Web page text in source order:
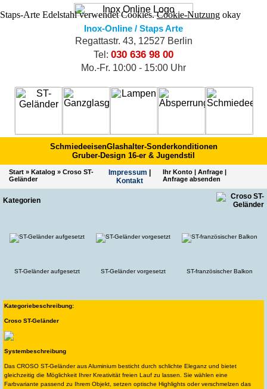
Staps-Arte Edelstahl verwendet Cookies.Cookie-Nutzung okay
Inox-Online / Staps Arte
Regattastr. 43, 12527 Berlin
Tel: 030 636 98 00
Mo.-Fr. 10:00 - 15:00 Uhr
SchmiedeeisenGlashalter-Sonderkonditionen
Gruber-Design 16-er & Jugendstil
Start » Katalog » Croso ST-
Geländer
Impres­sum
Kontakt
Ihr Konto |Anfrage |
Anfrage absenden
Kategorien
ST-Geländer aufgesetzt ST-Geländer vorgesetzt ST-französischer Balkon
Kategoriebeschreibung:
Croso ST-Geländer
Systembeschreibung
Das CROSO ST-Geländer aus Aluminium besticht durch schlichte Eleganz und bietet
gleichzeitig die Möglichkeit Ihrer Kreativität freien Lauf zu lassen. Sie wählen eine
Farbvariante passend zu Ihrem Objekt, setzen optische Highlights oder verschmelzen das